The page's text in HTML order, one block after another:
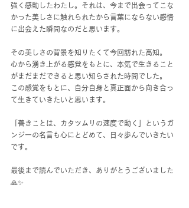
強く感動したわたし。それは、今まで出会ってこな
かった美しさに触れられたから言葉にならない感情
に出会えた瞬間なのだと思います。
その美しさの背景を知りたくて今回訪れた高知。
心から湧き上がる感覚をもとに、本気で生きること
がまだまだできると思い知らされた時間でした。
この感覚をもとに、自分自身と真正面から向き合っ
て生きていきたいと思います。
「善きことは、カタツムリの速度で動く」というガ
ンジーの名言も心にとどめて、日々歩んでいきたい
です。
最後まで読んでいただき、ありがとうございました
🙏✨